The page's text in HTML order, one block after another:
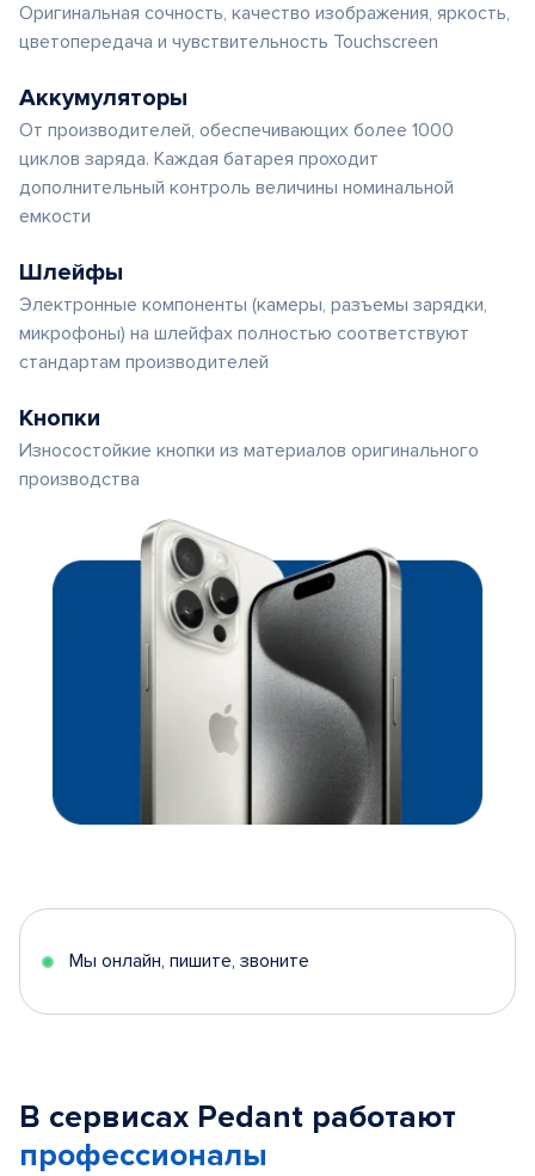
Оригинальная сочность, качество изображения, яркость,
цветопередача и чувствительность Touchscreen
Аккумуляторы
От производителей, обеспечивающих более 1000
циклов заряда. Каждая батарея проходит
дополнительный контроль величины номинальной
емкости
Шлейфы
Электронные компоненты (камеры, разъемы зарядки,
микрофоны) на шлейфах полностью соответствуют
стандартам производителей
Кнопки
Износостойкие кнопки из материалов оригинального
производства
Мы онлайн, пишите, звоните
В сервисах Pedant работают
профессионалы